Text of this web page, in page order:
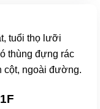
tuổi thọ lưỡi
thùng đựng rác
cột, ngoài đường.